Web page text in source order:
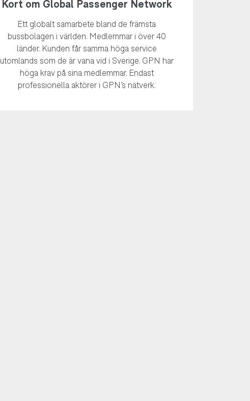
Kort om Global Passenger Network
Ett globalt samarbete bland de främsta
bussbolagen i världen. Medlemmar i över 40
länder. Kunden får samma höga service
utomlands som de är vana vid i Sverige. GPN har
höga krav på sina medlemmar. Endast
professionella aktörer i GPN’s nätverk.